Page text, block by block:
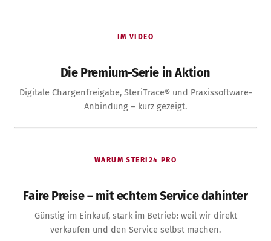
IM VIDEO
Die Premium-Serie in Aktion
Digitale Chargenfreigabe, SteriTrace® und Praxissoftware-
Anbindung – kurz gezeigt.
WARUM STERI24 PRO
Faire Preise – mit echtem Service dahinter
Günstig im Einkauf, stark im Betrieb: weil wir direkt
verkaufen und den Service selbst machen.